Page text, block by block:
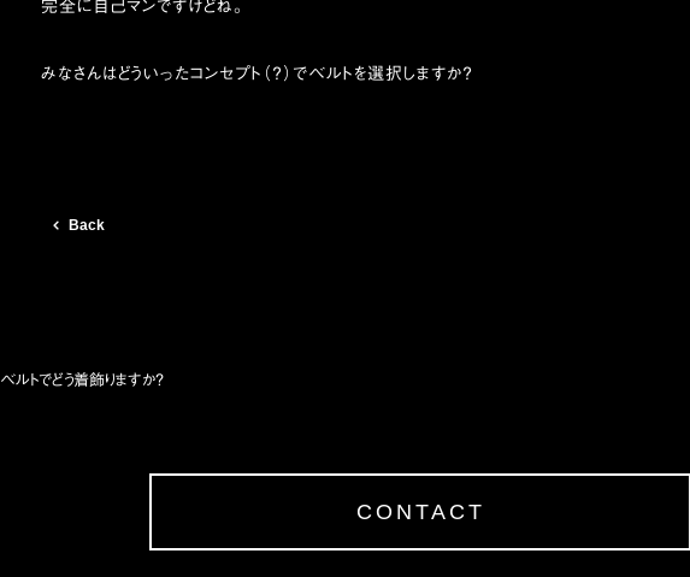
完全に自己マンですけどね。
みなさんはどういったコンセプト（？）でベルトを選択しますか？
Back
ベルトでどう着飾りますか？
CONTACT